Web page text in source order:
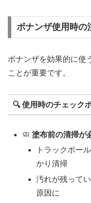
ボナンザ使用時の
ボナンザを効果的に使
ことが重要です。
🔍 使用時のチェック
🧼塗布前の清掃が
トラックボー
かり清掃
汚れが残って
原因に